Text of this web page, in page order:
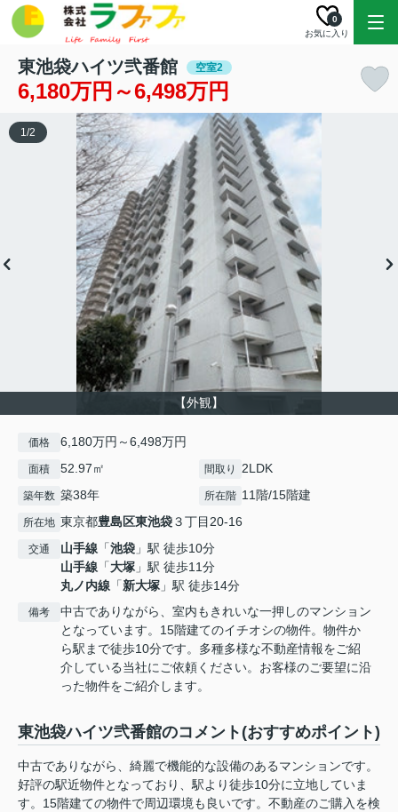
お気に入り
0
東池袋ハイツ弐番館 空室2
6,180万円～6,498万円
【外観】
1/2
価格 6,180万円～6,498万円
面積 52.97㎡ 間取り 2LDK
築年数 築38年 所在階 11階/15階建
所在地 東京都豊島区東池袋３丁目20-16
交通 山手線 「池袋 」駅 徒歩10分
山手線 「大塚 」駅 徒歩11分
丸ノ内線 「新大塚 」駅 徒歩14分
備考
中古でありながら、室内もきれいな一押しのマンション
となっています。15階建てのイチオシの物件。物件か
ら駅まで徒歩10分です。多種多様な不動産情報をご紹
介している当社にご依頼ください。お客様のご要望に沿
った物件をご紹介します。
東池袋ハイツ弐番館のコメント(おすすめポイント)
中古でありながら、綺麗で機能的な設備のあるマンションです。
好評の駅近物件となっており、駅より徒歩10分に立地していま
す。15階建ての物件で周辺環境も良いです。不動産のご購入を検